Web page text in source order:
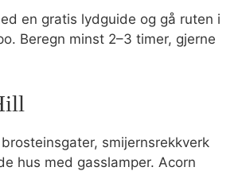
en gratis lydguide og gå ruten i
Beregn minst 2–3 timer, gjerne
smijernsrekkverk
hus med gasslamper. Acorn